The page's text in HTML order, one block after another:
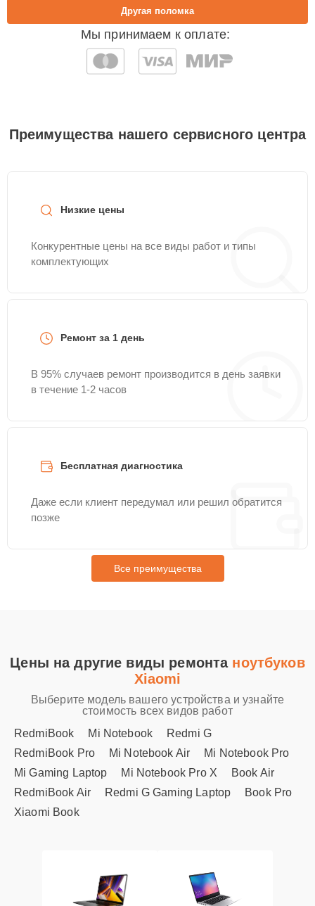
Мы принимаем к оплате:
Другая поломка
Преимущества нашего сервисного центра
Низкие цены
Конкурентные цены на все виды работ и типы
комплектующих
Ремонт за 1 день
В 95% случаев ремонт производится в день заявки
в течение 1-2 часов
Бесплатная диагностика
Даже если клиент передумал или решил обратится
позже
Все преимущества
Цены на другие виды ремонта ноутбуков
Xiaomi
Выберите модель вашего устройства и узнайте
стоимость всех видов работ
RedmiBook
Mi Notebook
Redmi G
RedmiBook Pro
Mi Notebook Air
Mi Notebook Pro
Mi Gaming Laptop
Mi Notebook Pro X
Book Air
RedmiBook Air
Redmi G Gaming Laptop
Book Pro
Xiaomi Book